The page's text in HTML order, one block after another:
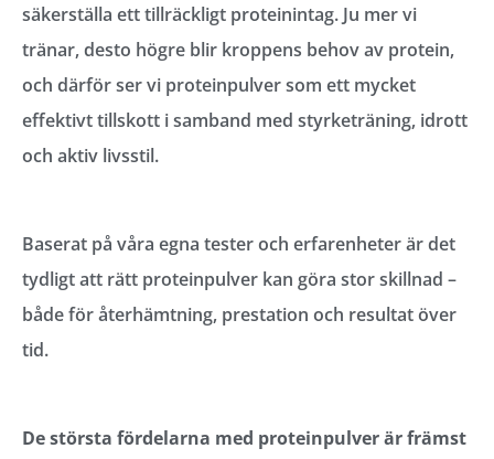
säkerställa ett tillräckligt proteinintag. Ju mer vi
tränar, desto högre blir kroppens behov av protein,
och därför ser vi proteinpulver som ett mycket
effektivt tillskott i samband med styrketräning, idrott
och aktiv livsstil.
Baserat på våra egna tester och erfarenheter är det
tydligt att rätt proteinpulver kan göra stor skillnad –
både för återhämtning, prestation och resultat över
tid.
De största fördelarna med proteinpulver är främst